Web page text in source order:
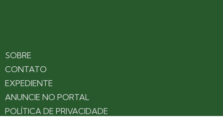
SOBRE
CONTATO
EXPEDIENTE
ANUNCIE NO PORTAL
POLÍTICA DE PRIVACIDADE